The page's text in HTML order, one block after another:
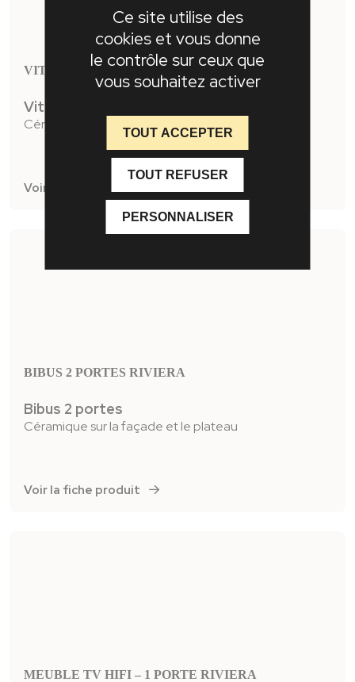
VITRINE 2 PORTES RIVIERA
Vitrine 2 portes
Céramique sur la façade
Voir la fiche produit
BIBUS 2 PORTES RIVIERA
Bibus 2 portes
Céramique sur la façade et le plateau
Voir la fiche produit
MEUBLE TV HIFI – 1 PORTE RIVIERA
Ce site utilise des
cookies et vous donne
le contrôle sur ceux que
vous souhaitez activer
TOUT ACCEPTER
TOUT REFUSER
PERSONNALISER